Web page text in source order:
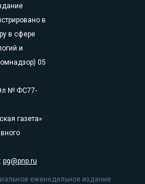
в
в сфере
и
05
№ ФС77-
газета»
pg@pnp.ru
еженедельное издание